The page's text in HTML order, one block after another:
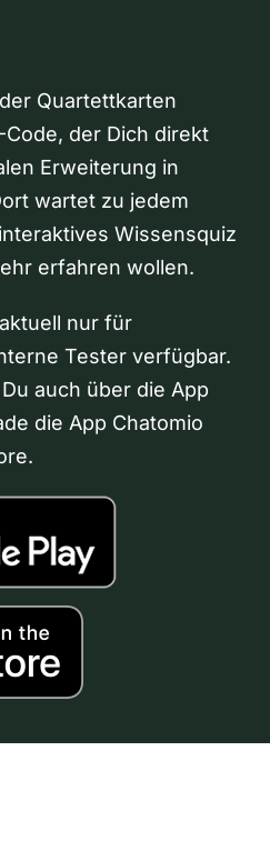
Quartettkarten
der Dich direkt
Erweiterung in
wartet zu jedem
Wissensquiz
erfahren wollen.
nur für
Tester verfügbar.
auch über die App
die App Chatomio